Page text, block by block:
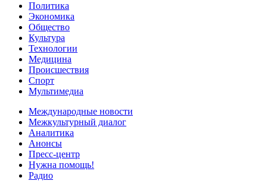
Политика
Экономика
Общество
Культура
Технологии
Медицина
Происшествия
Спорт
Мультимедиа
Международные новости
Межкультурный диалог
Аналитика
Анонсы
Пресс-центр
Нужна помощь!
Радио